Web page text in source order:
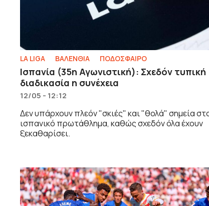
LA LIGA ΒΑΛΕΝΘΙΑ ΠΟΔΟΣΦΑΙΡΟ
Ισπανία (35η Αγωνιστική): Σχεδόν τυπική
διαδικασία η συνέχεια
12/05 - 12:12
Δεν υπάρχουν πλεόν "σκιές" και "θολά" σημεία
ισπανικό πρωτάθλημα, καθώς σχεδόν όλα έχουν
ξεκαθαρίσει.